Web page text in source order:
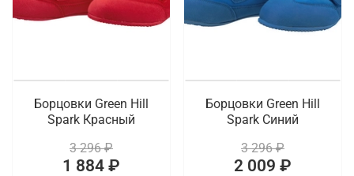
Борцовки Green Hill
Spark Красный
3 296 ₽
1 884 ₽
Борцовки Green Hill
Spark Синий
3 296 ₽
2 009 ₽